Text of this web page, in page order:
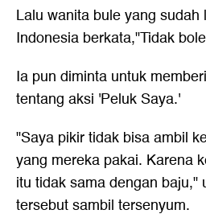
Lalu wanita bule yang
Indonesia berkata,"Tidak
Ia pun diminta untuk
tentang aksi 'Peluk Saya.'
"Saya pikir tidak bisa ambil
yang mereka pakai. Karena
itu tidak sama dengan baju,"
tersebut sambil tersenyum.